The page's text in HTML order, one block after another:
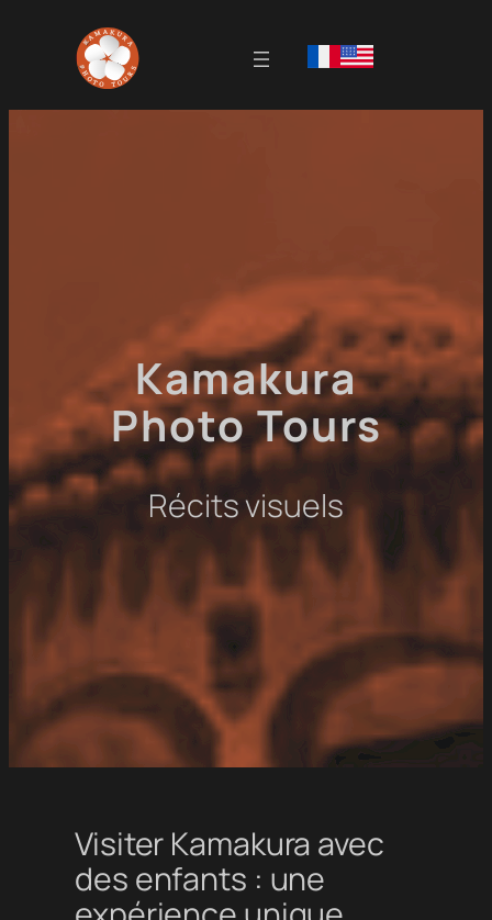
content
Kamakura
Photo Tours
Récits visuels
Visiter Kamakura avec
des enfants : une